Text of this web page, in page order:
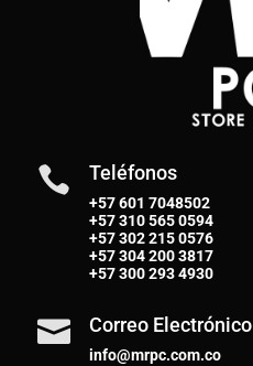
 Teléfonos
+57 601 7048502
+57310 565 0594
+57302 215 0576
+57304 200 3817
+57300 293 4930
 Correo Electrónico
info@mrpc.com.co